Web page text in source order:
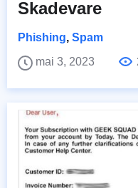
Skadevare
Phishing, Spam
mai 3, 2023